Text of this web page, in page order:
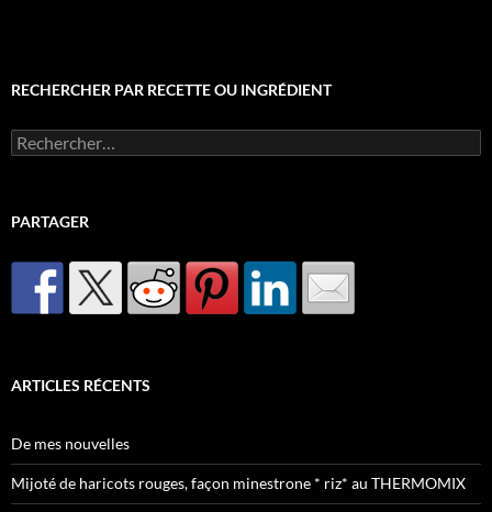
RECHERCHER PAR RECETTE OU INGRÉDIENT
Rechercher :
PARTAGER
ARTICLES RÉCENTS
De mes nouvelles
Mijoté de haricots rouges, façon minestrone * riz* au THERMOMIX